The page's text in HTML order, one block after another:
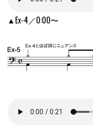
▲Ex-4／0:00〜